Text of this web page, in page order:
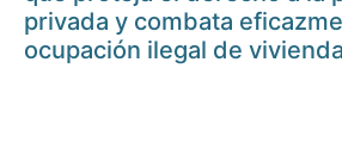
privada y combata
ocupación ilegal de